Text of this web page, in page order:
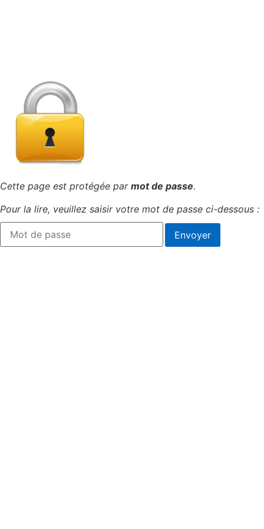
Cette page est protégée par mot de passe.
Pour la lire, veuillez saisir votre mot de passe ci-dessous :